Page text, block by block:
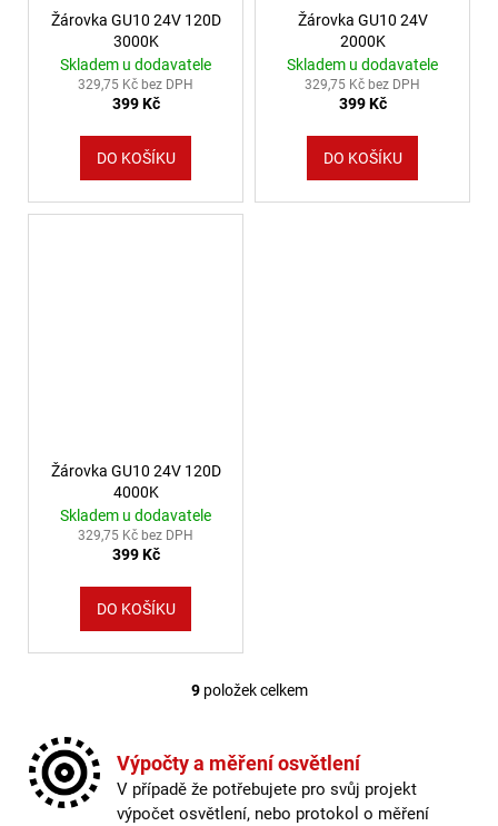
Žárovka GU10 24V 120D
3000K
Skladem u dodavatele
329,75 Kč bez DPH
399 Kč
DO KOŠÍKU
Žárovka GU10 24V
2000K
Skladem u dodavatele
329,75 Kč bez DPH
399 Kč
DO KOŠÍKU
Žárovka GU10 24V 120D
4000K
Skladem u dodavatele
329,75 Kč bez DPH
399 Kč
DO KOŠÍKU
Ovládací prvky výpisu
9položek celkem
Výpočty a měření osvětlení
V případě že potřebujete pro svůj projekt
výpočet osvětlení, nebo protokol o měření